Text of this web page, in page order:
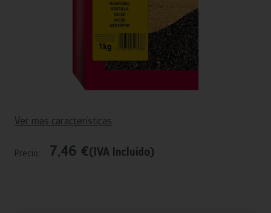
Ver más características
Precio: 7,46 €(IVA Incluido)